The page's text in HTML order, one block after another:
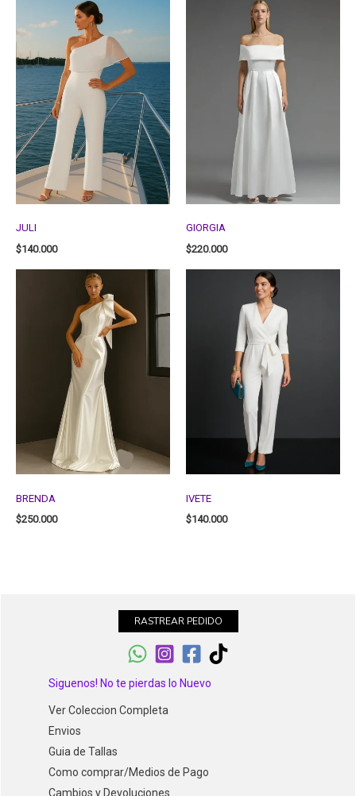
JULI
$140.000
GIORGIA
$220.000
BRENDA
$250.000
IVETE
$140.000
RASTREAR PEDIDO
Siguenos! No te pierdas lo Nuevo
Ver Coleccion Completa
Envios
Guia de Tallas
Como comprar/Medios de Pago
Cambios y Devoluciones